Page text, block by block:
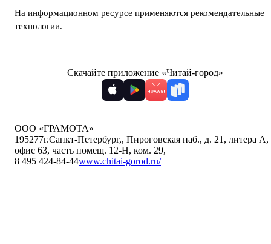
На информационном ресурсе применяются рекомендательные
технологии.
Скачайте приложение «Читай-город»
ООО «ГРАМОТА»
195277г.Санкт-Петербург,, Пироговская наб., д. 21, литера А,
офис 63, часть помещ. 12-Н, ком. 29,
8 495 424-84-44www.chitai-gorod.ru/